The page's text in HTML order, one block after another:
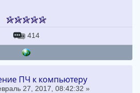
414
ПЧ к компьютеру
27, 2017, 08:42:32 »